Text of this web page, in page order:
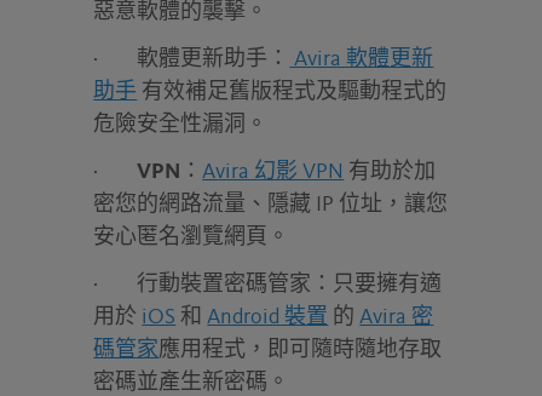
惡意軟體的襲擊。
· 軟體更新助手：
Avira 軟體更新
助手 有效補足舊版程式及驅動程式的
危險安全性漏洞。
· VPN ：Avira 幻影 VPN 有助於加
密您的網路流量、隱藏 IP 位址，讓您
安心匿名瀏覽網頁。
· 行動裝置密碼管家： 只要擁有適
用於 iOS 和Android 裝置 的Avira 密
碼管家應用程式，即可隨時隨地存取
密碼並產生新密碼。